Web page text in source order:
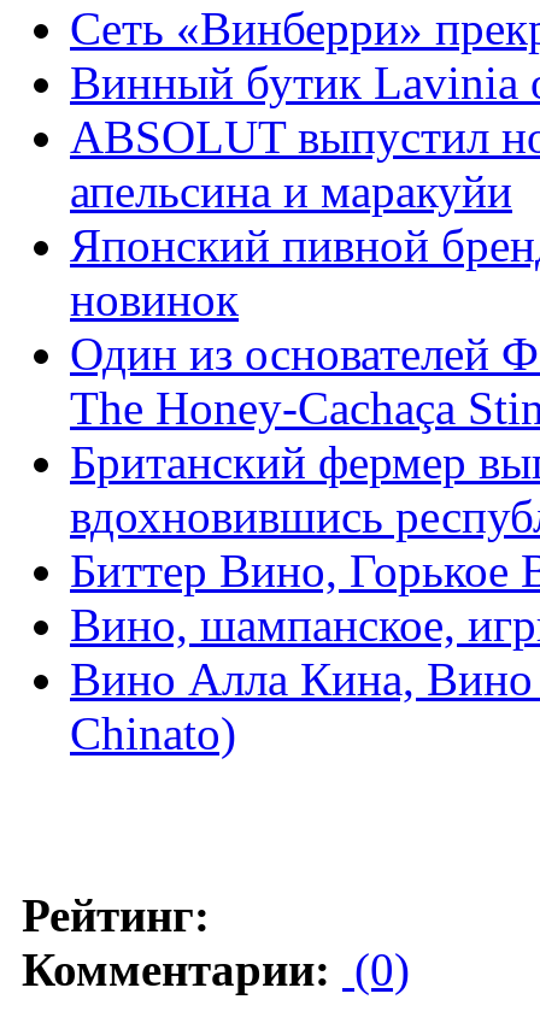
Сеть «Винберри»
Винный бутик Lavinia
ABSOLUT выпустил
апельсина и маракуйи
Японский пивной
новинок
Один из основателей
The Honey-Cachaça
Британский фермер
вдохновившись
Биттер Вино,
Вино, шампанское,
Вино Алла Кина,
Chinato)
Рейтинг:
Комментарии: (0)